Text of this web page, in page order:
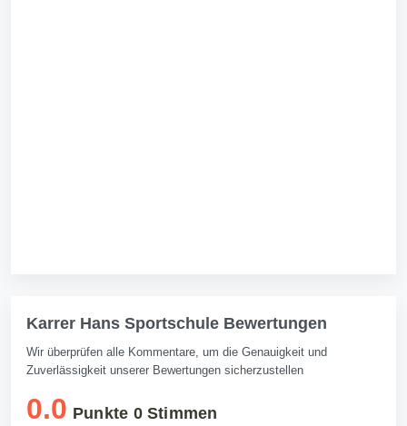
Karrer Hans Sportschule Bewertungen
Wir überprüfen alle Kommentare, um die Genauigkeit und
Zuverlässigkeit unserer Bewertungen sicherzustellen
0.0 Punkte 0Stimmen